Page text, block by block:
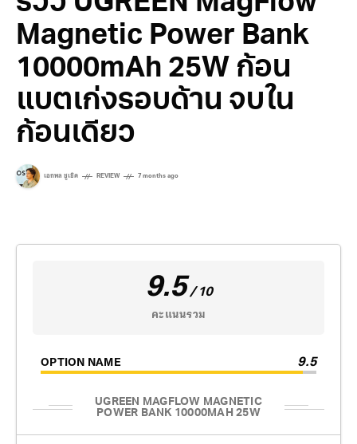
Magnetic Power Bank
10000mAh 25W ก้อน
แบตเก่งรอบด้าน จบใน
ก้อนเดียว
เอกพล ชูเชิด REVIEW 7 months ago
9.5/ 10
คะแนนรวม
OPTION NAME 9.5
UGREEN MAGFLOW MAGNETIC
POWER BANK 10000MAH 25W